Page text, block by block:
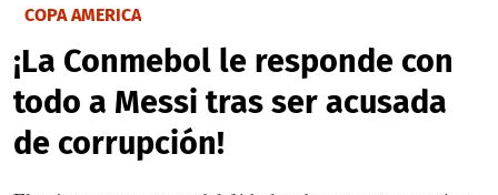
COPA AMERICA
¡La Conmebol le responde con
todo a Messi tras ser acusada
de corrupción!